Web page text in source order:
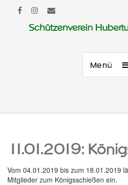
Schützenverein
Menü
11.01.2019:
Vom 04.01.2019 bis zum 18.01.2019
Mitglieder zum Königsschießen ein.